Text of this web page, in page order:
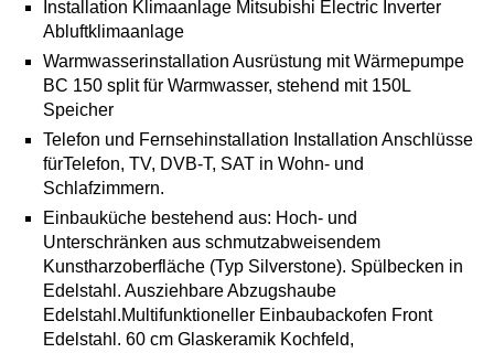
Installation Klimaanlage Mitsubishi Electric Inverter
Abluftklimaanlage
Warmwasserinstallation Ausrüstung mit Wärmepumpe
BC 150 split für Warmwasser, stehend mit 150L
Speicher
Telefon und Fernsehinstallation Installation Anschlüsse
fürTelefon, TV, DVB-T, SAT in Wohn- und
Schlafzimmern.
Einbauküche bestehend aus: Hoch- und
Unterschränken aus schmutzabweisendem
Kunstharzoberfläche (Typ Silverstone). Spülbecken in
Edelstahl. Ausziehbare Abzugshaube
Edelstahl.Multifunktioneller Einbaubackofen Front
Edelstahl. 60 cm Glaskeramik Kochfeld,